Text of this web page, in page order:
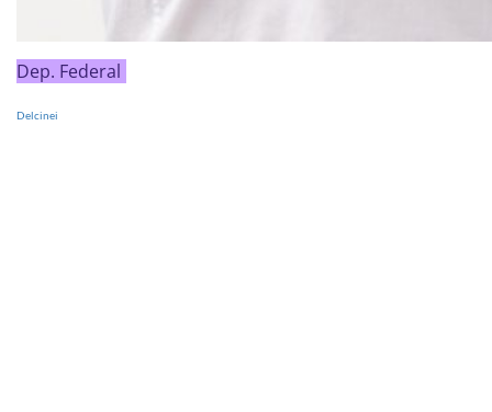
Dep. Federal
Delcinei